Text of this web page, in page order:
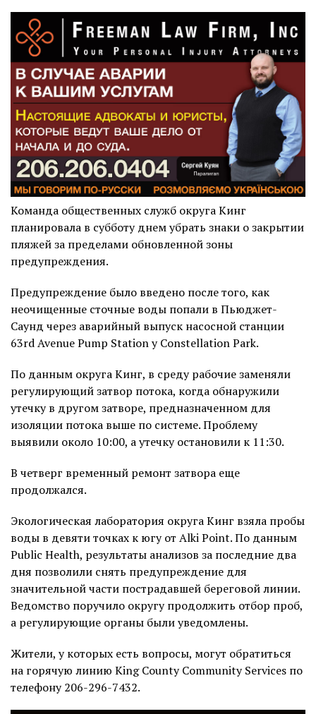
Команда общественных служб округа Кинг
планировала в субботу днем убрать знаки о закрытии
пляжей за пределами обновленной зоны
предупреждения.
Предупреждение было введено после того, как
неочищенные сточные воды попали в Пьюджет-
Саунд через аварийный выпуск насосной станции
63rd Avenue Pump Station у Constellation Park.
По данным округа Кинг, в среду рабочие заменяли
регулирующий затвор потока, когда обнаружили
утечку в другом затворе, предназначенном для
изоляции потока выше по системе. Проблему
выявили около 10:00, а утечку остановили к 11:30.
В четверг временный ремонт затвора еще
продолжался.
Экологическая лаборатория округа Кинг взяла пробы
воды в девяти точках к югу от Alki Point. По данным
Public Health, результаты анализов за последние два
дня позволили снять предупреждение для
значительной части пострадавшей береговой линии.
Ведомство поручило округу продолжить отбор проб,
а регулирующие органы были уведомлены.
Жители, у которых есть вопросы, могут обратиться
на горячую линию King County Community Services по
телефону 206-296-7432.